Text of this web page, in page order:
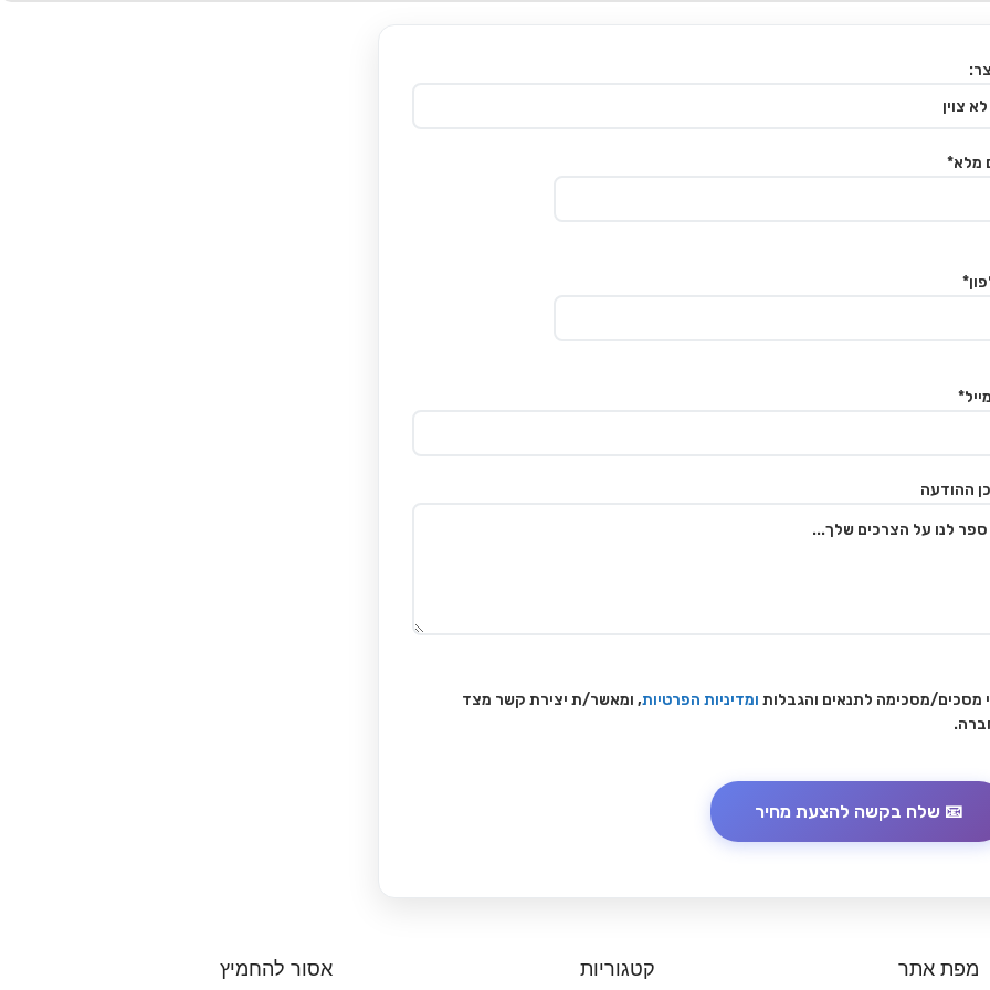
מלא*
ההודעה
מסכים/מסכימה לתנאים והגבלות ומדיניות הפרטיות, ומאשר/ת יצירת קשר מצד
מפת אתר קטגוריות אסור להחמיץ